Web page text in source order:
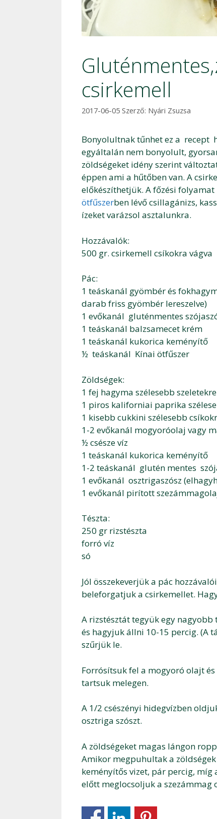
csirkemell
2017-06-05 Szerző: Nyári Zsuzsa
Bonyolultnak tűnhet ez a recept
egyáltalán nem bonyolult,
zöldségeket idény szerint
éppen ami a hűtőben van. A
előkészíthetjük. A főzési
ötfűszerben lévő csillagánizs,
ízeket varázsol asztalunkra.
Hozzávalók:
500 gr. csirkemell csíkokra vágva
Pác:
1 teáskanál gyömbér és
darab friss gyömbér lereszelve)
1 evőkanál gluténmentes
1 teáskanál balzsamecet krém
1 teáskanál kukorica keményítő
½ teáskanál Kínai ötfűszer
Zöldségek:
1 fej hagyma szélesebb
1 piros kaliforniai paprika
1 kisebb cukkini szélesebb
1-2 evőkanál mogyoróolaj vagy
½ csésze víz
1 teáskanál kukorica keményítő
1-2 teáskanál glutén mentes
1 evőkanál osztrigaszósz
1 evőkanál pirított
Tészta:
250 gr rizstészta
forró víz
só
Jól összekeverjük a pác
beleforgatjuk a csirkemellet.
A rizstésztát tegyük egy
és hagyjuk állni 10-15 percig. (A
szűrjük le.
Forrósítsuk fel a mogyoró olajt
tartsuk melegen.
A 1/2 csészényi hidegvízben
osztriga szószt.
A zöldségeket magas lángon
Amikor megpuhultak a
keményítős vizet, pár percig,
előtt meglocsoljuk a szezámmag